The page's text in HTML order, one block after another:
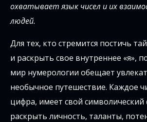
охватывает язык чисел и их
людей.
Для тех, кто стремится постичь
и раскрыть свое внутреннее «я»,
мир нумерологии обещает
необычное путешествие. Каждое
цифра, имеет свой
раскрыть личность, таланты,